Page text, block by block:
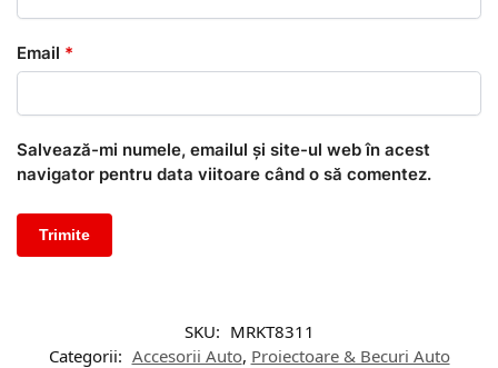
Email *
Salvează-mi numele, emailul și site-ul web în acest
navigator pentru data viitoare când o să comentez.
SKU: MRKT8311
Categorii: Accesorii Auto, Proiectoare & Becuri Auto